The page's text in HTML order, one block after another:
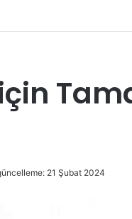
21 Şubat 2024